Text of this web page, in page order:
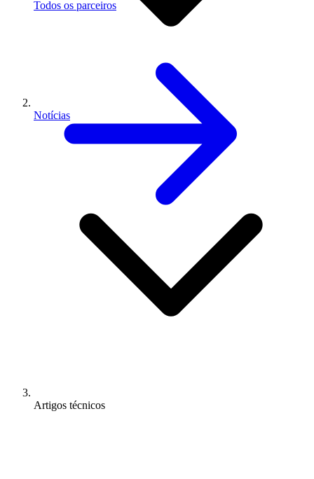
Todos os parceiros
Notícias
Artigos técnicos